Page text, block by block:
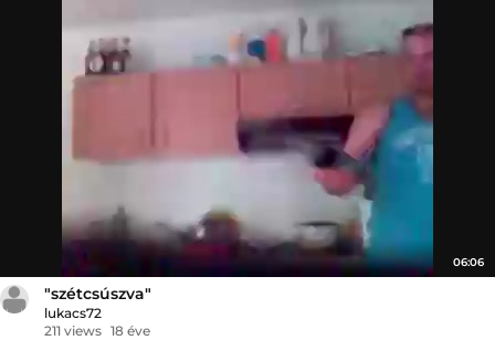
06:06
"szétcsúszva"
lukacs72
211 views 18 éve